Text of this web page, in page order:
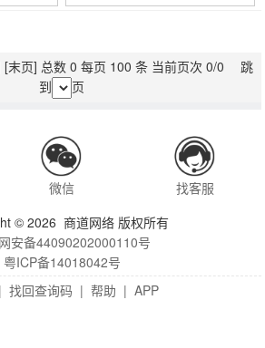
[末页] 总数 0 每页 100 条 当前页次 0/0 跳
到
页
微信
找客服
© 2026 商道网络 版权所有
安备44090202000110号
粤ICP备14018042号
| 找回查询码 | 帮助 | APP